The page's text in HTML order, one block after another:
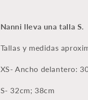
Nanni lleva una talla S.
Tallas y medidas
XS- Ancho delantero:
S- 32cm; 38cm